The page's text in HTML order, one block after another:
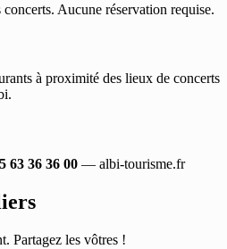
concerts. Aucune réservation requise.
à proximité des lieux de concerts
63 36 36 00 — albi-tourisme.fr
Partagez les vôtres !